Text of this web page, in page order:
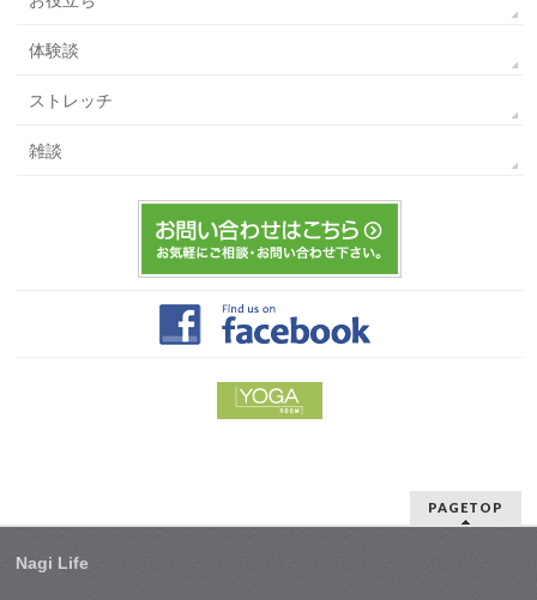
体験談
ストレッチ
雑談
PAGETOP
Nagi Life